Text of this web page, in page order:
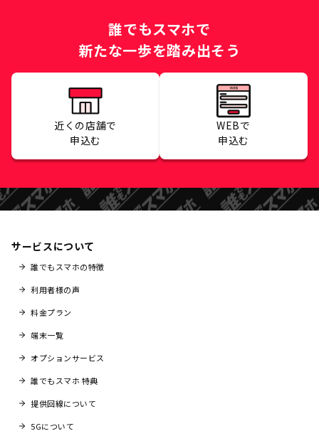
誰でもスマホで
新たな一歩を踏み出そう
近くの店舗で
申込む
WEBで
申込む
サービスについて
誰でもスマホの特徴
利用者様の声
料金プラン
端末一覧
オプションサービス
誰でもスマホ 特典
提供回線について
5Gについて